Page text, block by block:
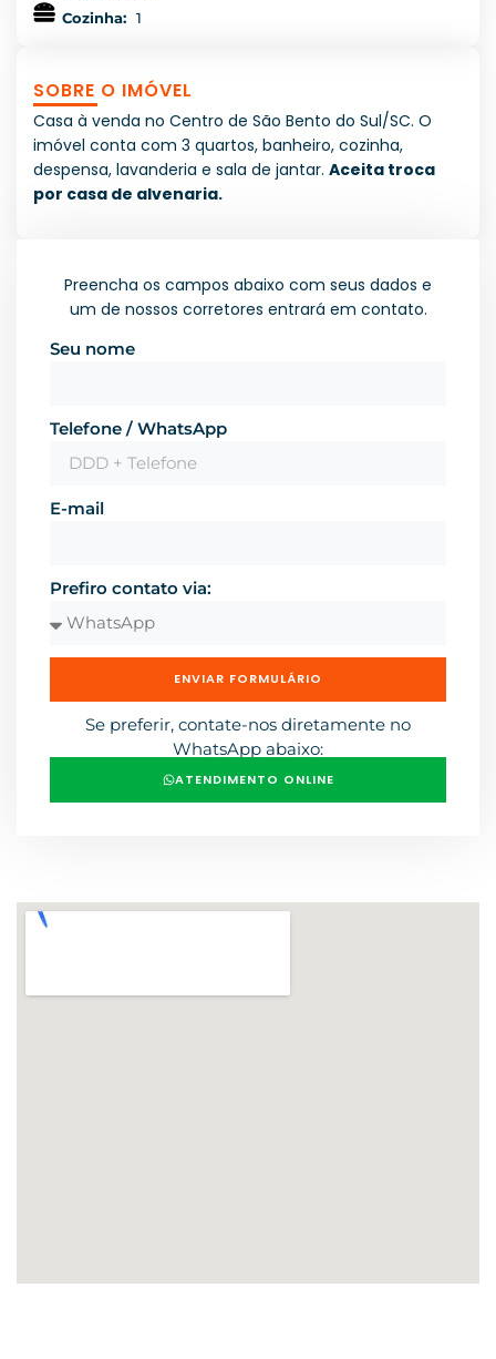
Cozinha: 1
SOBRE O IMÓVEL
Casa à venda no Centro de São Bento do Sul/SC. O
imóvel conta com 3 quartos, banheiro, cozinha,
despensa, lavanderia e sala de jantar. Aceita troca
por casa de alvenaria.
Preencha os campos abaixo com seus dados e
um de nossos corretores entrará em contato.
Seu nome
Telefone / WhatsApp
E-mail
Prefiro contato via:
ENVIAR FORMULÁRIO
Se preferir, contate-nos diretamente no
WhatsApp abaixo:
ATENDIMENTO ONLINE